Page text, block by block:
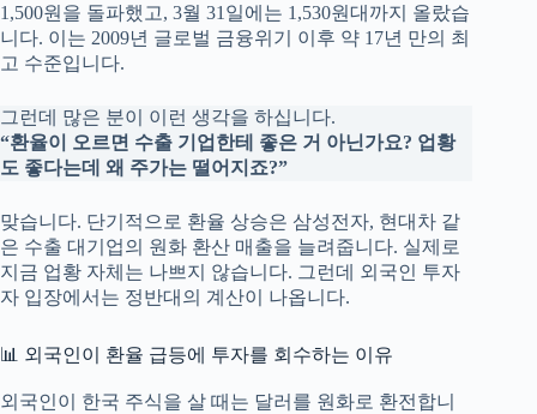
1,500원을 돌파했고, 3월 31일에는 1,530원대까지 올랐습
니다. 이는 2009년 글로벌 금융위기 이후 약 17년 만의 최
고 수준입니다.
그런데 많은 분이 이런 생각을 하십니다.
“환율이 오르면 수출 기업한테 좋은 거 아닌가요? 업황
도 좋다는데 왜 주가는 떨어지죠?”
맞습니다. 단기적으로 환율 상승은 삼성전자, 현대차 같
은 수출 대기업의 원화 환산 매출을 늘려줍니다. 실제로
지금 업황 자체는 나쁘지 않습니다. 그런데 외국인 투자
자 입장에서는 정반대의 계산이 나옵니다.
📊 외국인이 환율 급등에 투자를 회수하는 이유
외국인이 한국 주식을 살 때는 달러를 원화로 환전합니